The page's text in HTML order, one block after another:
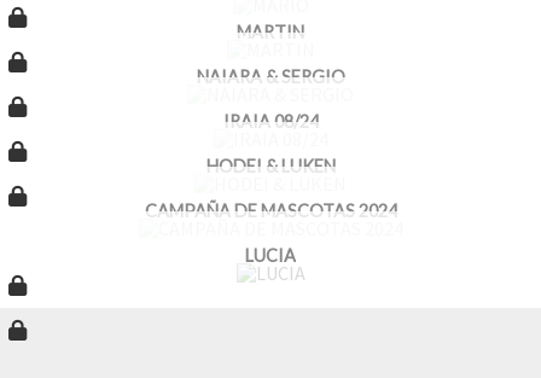
MARTIN
NAIARA & SERGIO
IRAIA 08/24
HODEI & LUKEN
CAMPAÑA DE MASCOTAS 2024
LUCIA